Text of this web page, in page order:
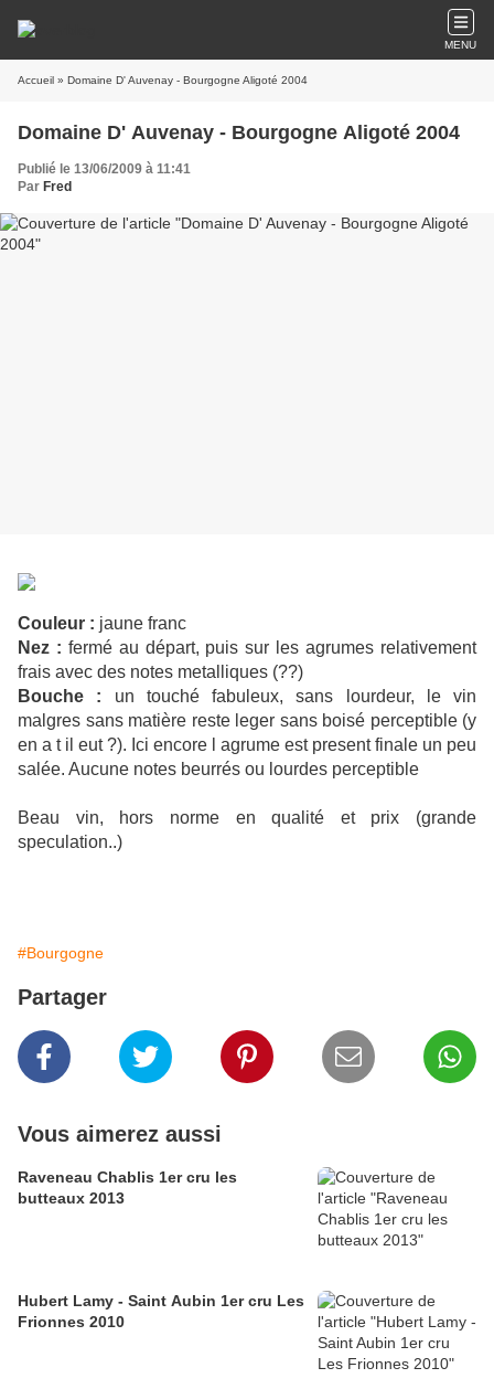
MENU
Accueil » Domaine D' Auvenay - Bourgogne Aligoté 2004
Domaine D' Auvenay - Bourgogne Aligoté 2004
Publié le 13/06/2009 à 11:41
Par Fred
Couleur : jaune franc
Nez : fermé au départ, puis sur les agrumes relativement
frais avec des notes metalliques (??)
Bouche :
un touché fabuleux, sans lourdeur, le vin
malgres sans matière reste leger sans boisé perceptible (y
en a t il eut ?). Ici encore l agrume est present finale un peu
salée. Aucune notes beurrés ou lourdes perceptible
Beau vin, hors norme en qualité et prix (grande
speculation..)
#Bourgogne
Partager
Vous aimerez aussi
Raveneau Chablis 1er cru les
butteaux 2013
Hubert Lamy - Saint Aubin 1er cru Les
Frionnes 2010